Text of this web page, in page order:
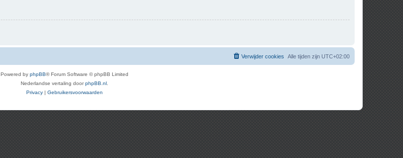
Alle tijden zijn UTC+02:00
Verwijder cookies
Powered by phpBB® Forum Software © phpBB Limited
Nederlandse vertaling doorphpBB.nl.
Privacy | Gebruikersvoorwaarden